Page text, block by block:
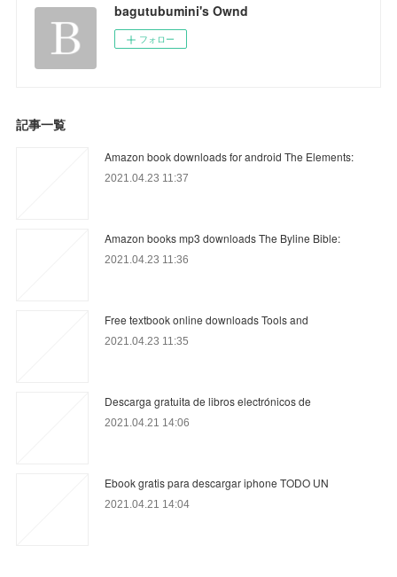
bagutubumini's Ownd
フォロー
記事一覧
Amazon book downloads for android The Elements:
2021.04.23 11:37
Amazon books mp3 downloads The Byline Bible:
2021.04.23 11:36
Free textbook online downloads Tools and
2021.04.23 11:35
Descarga gratuita de libros electrónicos de
2021.04.21 14:06
Ebook gratis para descargar iphone TODO UN
2021.04.21 14:04